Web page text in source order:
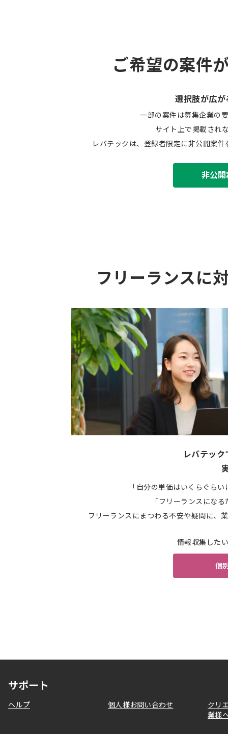
ご希望の案件
選択肢が広が
一部の案件は募集企業の
サイト上で掲載され
レバテックは、登録者限定に非公開案
非公
フリーランスに
レバテッ
「自分の単価はいくらぐら
「フリーランスにな
フリーランスにまつわる不安や疑問に、
情報収集した
個
サポート
ヘルプ 個人様お問い合わせ
クリ
業様